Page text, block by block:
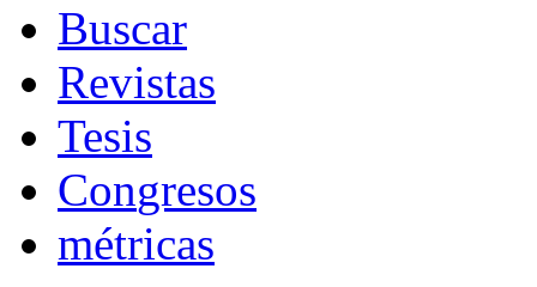
Buscar
Revistas
Tesis
Congresos
métricas